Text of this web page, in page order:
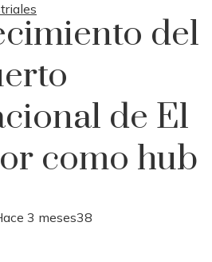
del
de El
como hub
3 meses38